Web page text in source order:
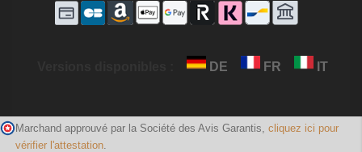
DE FR IT
Marchand approuvé par la Société des Avis Garantis, cliquez ici pour
vérifier l'attestation.